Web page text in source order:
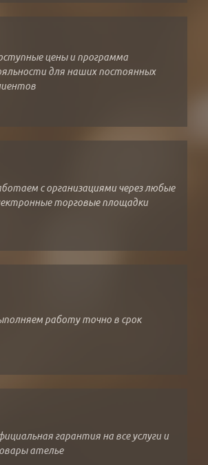
цены и программа
для наших постоянных
с организациями через любые
торговые площадки
работу точно в срок
гарантия на все услуги и
ателье